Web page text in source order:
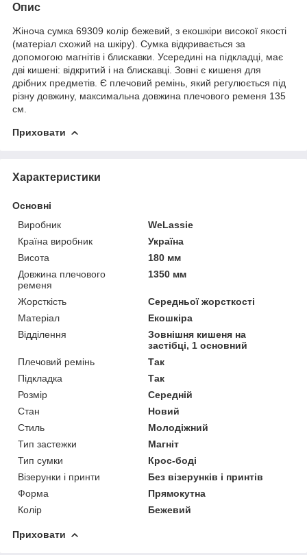
Опис
Жіноча сумка 69309 колір бежевий, з екошкіри високої якості
(матеріал схожий на шкіру). Сумка відкривається за
допомогою магнітів і блискавки. Усередині на підкладці, має
дві кишені: відкритий і на блискавці. Зовні є кишеня для
дрібних предметів. Є плечовий ремінь, який регулюється під
різну довжину, максимальна довжина плечового ременя 135
см.
Приховати
Характеристики
Основні
Виробник
WeLassie
Країна виробник
Україна
Висота
180 мм
Довжина плечового
ременя
1350 мм
Жорсткість
Середньої жорсткості
Матеріал
Екошкіра
Відділення
Зовнішня кишеня на
застібці, 1 основний
Плечовий ремінь
Так
Підкладка
Так
Розмір
Середній
Стан
Новий
Стиль
Молодіжний
Тип застежки
Магніт
Тип сумки
Крос-боді
Візерунки і принти
Без візерунків і принтів
Форма
Прямокутна
Колір
Бежевий
Приховати